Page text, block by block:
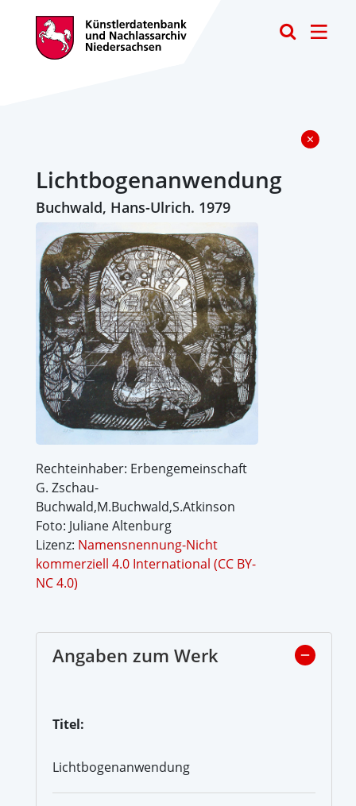
Lichtbogenanwendung
Buchwald, Hans-Ulrich. 1979
Rechteinhaber: Erbengemeinschaft
G. Zschau-
Buchwald,M.Buchwald,S.Atkinson
Foto: Juliane Altenburg
Lizenz: Namensnennung-Nicht
kommerziell 4.0 International (CC BY-
NC 4.0)
Angaben zum Werk
Titel:
Lichtbogenanwendung